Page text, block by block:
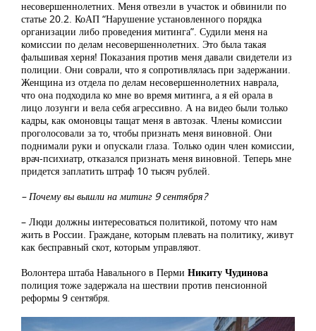
несовершеннолетних. Меня отвезли в участок и обвинили по
статье 20.2. КоАП “Нарушение установленного порядка
организации либо проведения митинга”. Судили меня на
комиссии по делам несовершеннолетних. Это была такая
фальшивая херня! Показания против меня давали свидетели из
полиции. Они соврали, что я сопротивлялась при задержании.
Женщина из отдела по делам несовершеннолетних наврала,
что она подходила ко мне во время митинга, а я ей орала в
лицо лозунги и вела себя агрессивно. А на видео были только
кадры, как омоновцы тащат меня в автозак. Члены комиссии
проголосовали за то, чтобы признать меня виновной. Они
поднимали руки и опускали глаза. Только один член комиссии,
врач-психиатр, отказался признать меня виновной. Теперь мне
придется заплатить штраф 10 тысяч рублей.
– Почему вы вышли на митинг 9 сентября?
– Люди должны интересоваться политикой, потому что нам
жить в России. Граждане, которым плевать на политику, живут
как бесправный скот, которым управляют.
Волонтера штаба Навального в Перми Никиту Чудинова
полиция тоже задержала на шествии против пенсионной
реформы 9 сентября.